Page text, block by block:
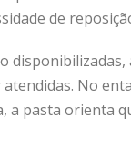
de
No
pasta orienta